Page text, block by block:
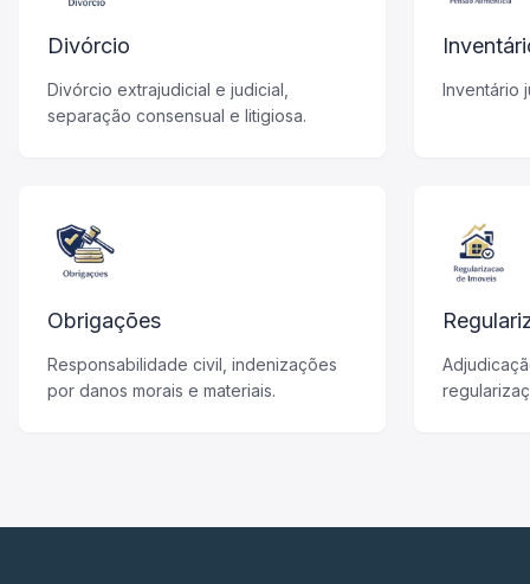
Divórcio
Divórcio extrajudicial e judicial,
separação consensual e litigiosa.
Inventário
Obrigações
Responsabilidade civil, indenizações
por danos morais e materiais.